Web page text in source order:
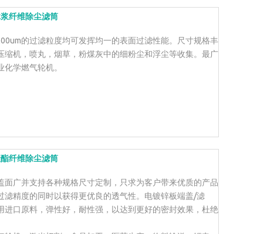
纤维除尘滤筒
的过滤粒度均可发挥均一的表面过滤性能。尺寸规格丰
机，喷丸，烟草，粉煤灰中的细粉尘和浮尘等收集。最广
学燃气轮机。
纤维除尘滤筒
广并支持各种规格尺寸定制，只求为客户带来优质的产品
精度的同时以获得更优良的透气性。电镀锌板端盖/滤
口原料，弹性好，耐性强，以达到更好的密封效果，杜绝